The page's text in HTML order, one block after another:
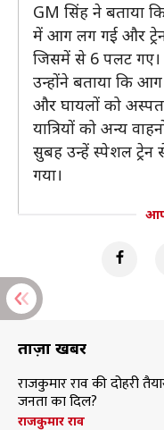
GM सिंह ने बताया
में आग लग गई और
जिसमें से 6 पलट गए।
उन्होंने बताया कि
और घायलों को
यात्रियों को अन्य
सुबह उन्हें स्पेशल ट्रेन
गया।
ताज़ा खबरें
राजकुमार राव की दोहरी
जनता का दिल?
राजकुमार राव